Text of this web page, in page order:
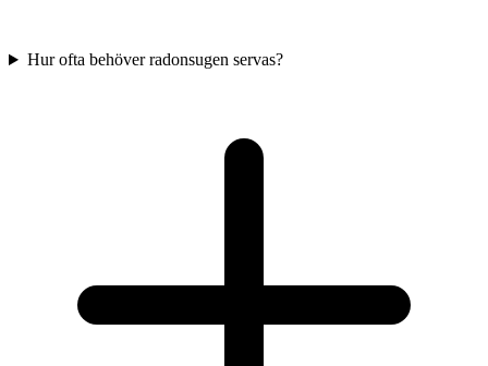
Hur ofta behöver radonsugen servas?